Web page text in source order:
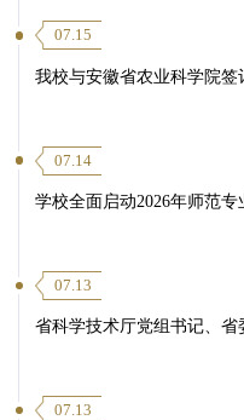
07.15
我校与安徽省农业科学院签
07.14
学校全面启动2026年师范专
07.13
省科学技术厅党组书记、
07.13